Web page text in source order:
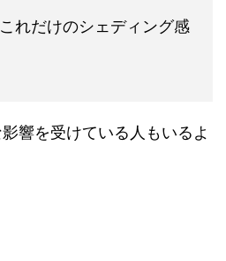
れだけのシェディング感
響を受けている人もいるよ